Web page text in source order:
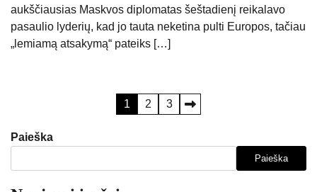
aukščiausias Maskvos diplomatas šeštadienį reikalavo
pasaulio lyderių, kad jo tauta neketina pulti Europos, tačiau
„lemiamą atsakymą“ pateiks […]
puslapiavimas
1 2 3
Paieška
Paieška